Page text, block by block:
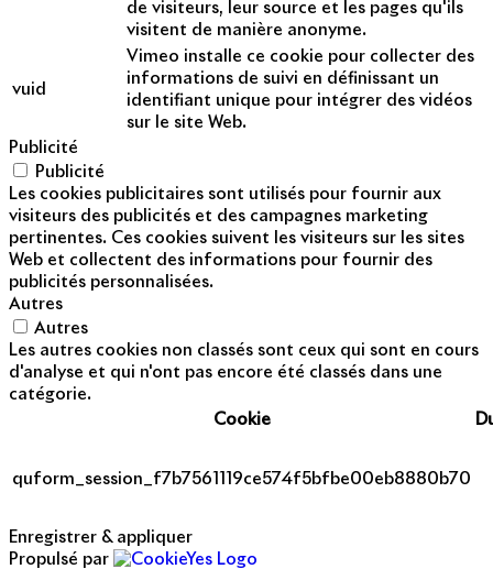
de visiteurs, leur source et les pages qu'ils
visitent de manière anonyme.
vuid
Vimeo installe ce cookie pour collecter des
informations de suivi en définissant un
identifiant unique pour intégrer des vidéos
sur le site Web.
Publicité
Publicité
Les cookies publicitaires sont utilisés pour fournir aux
visiteurs des publicités et des campagnes marketing
pertinentes. Ces cookies suivent les visiteurs sur les sites
Web et collectent des informations pour fournir des
publicités personnalisées.
Autres
Autres
Les autres cookies non classés sont ceux qui sont en cours
d'analyse et qui n'ont pas encore été classés dans une
catégorie.
Cookie
quform_session_f7b7561119ce574f5bfbe00eb8880b70
Enregistrer & appliquer
Propulsé par